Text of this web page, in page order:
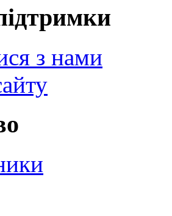
з нами